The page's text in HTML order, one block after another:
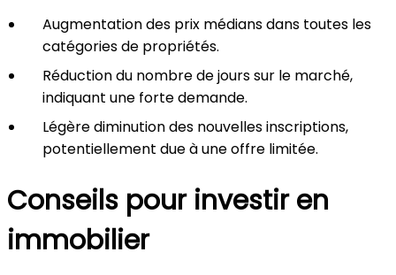
Augmentation des prix médians dans toutes les
catégories de propriétés.
Réduction du nombre de jours sur le marché,
indiquant une forte demande.
Légère diminution des nouvelles inscriptions,
potentiellement due à une offre limitée.
Conseils pour investir en
immobilier